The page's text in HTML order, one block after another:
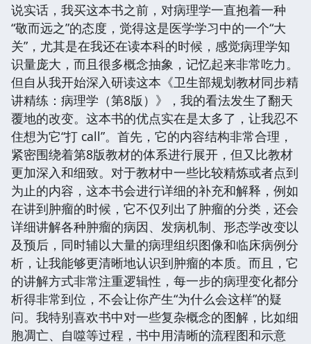
说实话，我买这本书之前，对病理学一直抱着一种
“敬而远之”的态度，觉得这是医学学习中的一个“大
关”，尤其是在我还在读本科的时候，感觉病理学知
识量庞大，而且很多概念抽象，记忆起来非常吃力。
但自从我开始深入研读这本《卫生部规划教材同步精
讲精练：病理学（第8版）》，我的看法发生了翻天
覆地的改变。这本书的优点实在是太多了，让我忍不
住想为它“打 call”。首先，它的内容结构非常合理，
紧密围绕着第8版教材的体系进行展开，但又比教材
更加深入和细致。对于教材中一些比较精炼或者点到
为止的内容，这本书会进行详细的补充和解释，例如
在讲到肿瘤的时候，它不仅列出了肿瘤的分类，还会
详细讲解各种肿瘤的病因、发病机制、形态学改变以
及预后，同时辅以大量的病理组织图像和临床病例分
析，让我能够更清晰地认识到肿瘤的本质。而且，它
的讲解方式非常注重逻辑性，每一步的病理变化都分
析得非常到位，不会让你产生“为什么会这样”的疑
问。我特别喜欢书中对一些复杂概念的图解，比如细
胞凋亡、自噬等过程，书中用清晰的流程图和示意